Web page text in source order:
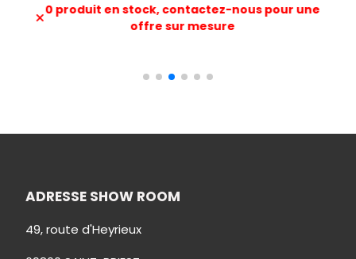
0 produit en stock, contactez-nous pour une
offre sur mesure
ADRESSE SHOW ROOM
49, route d'Heyrieux